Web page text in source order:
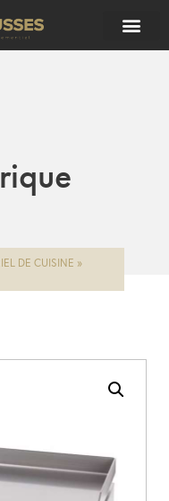
DE CUISINE »